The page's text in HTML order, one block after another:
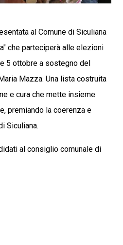
al Comune di Siculiana
che parteciperà alle elezioni
5 ottobre a sostegno del
Mazza. Una lista costruita
e cura che mette insieme
premiando la coerenza e
Siculiana.
al consiglio comunale di